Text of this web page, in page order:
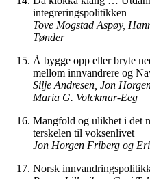
integreringspolitikken
Tove Mogstad Aspøy,
Tønder
Å bygge opp eller bryte
mellom innvandrere og
Silje Andresen, Jon
Maria G. Volckmar-Eeg
Mangfold og ulikhet i det
terskelen til voksenlivet
Jon Horgen Friberg og
Norsk